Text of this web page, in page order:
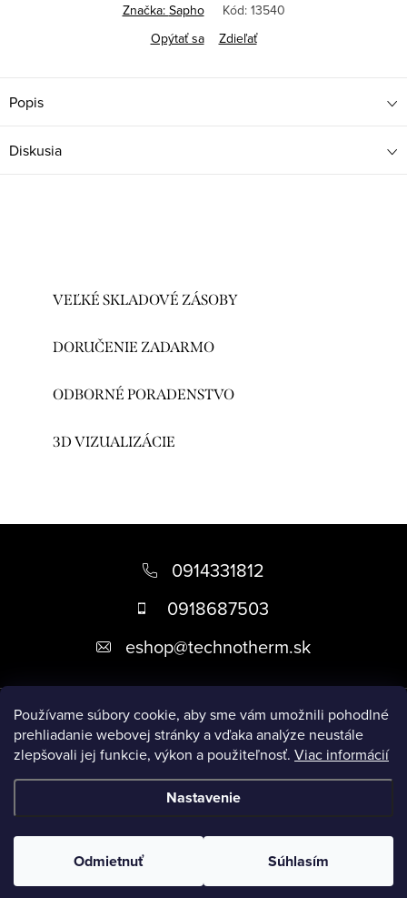
Používame súbory cookie, aby sme vám umožnili pohodlné
prehliadanie webovej stránky a vďaka analýze neustále
zlepšovali jej funkcie, výkon a použiteľnosť. Viac informácií
Nastavenie
Odmietnuť Súhlasím
Značka: Sapho Kód: 13540
Opýtať sa
Zdieľať
Popis
Diskusia
VEĽKÉ SKLADOVÉ ZÁSOBY
DORUČENIE ZADARMO
ODBORNÉ PORADENSTVO
3D VIZUALIZÁCIE
i
0914331812
0918687503
eshop@technotherm.sk
Informácie
Prijímame online platby
Upraviť nastavenie cookies